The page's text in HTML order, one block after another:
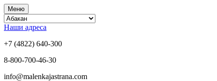
Меню
Наши адреса
+7 (4822) 640-300
8-800-700-46-30
info@malenkajastrana.com